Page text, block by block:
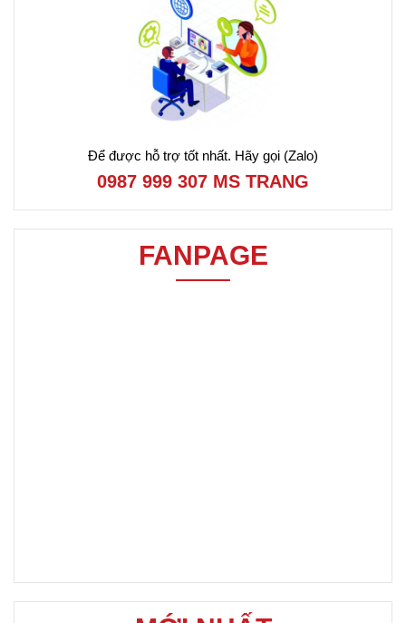
Để được hỗ trợ tốt nhất. Hãy gọi (Zalo)
0987 999 307 MS TRANG
FANPAGE